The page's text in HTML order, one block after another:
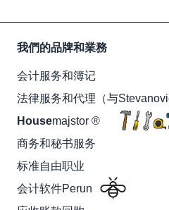
我們的品牌和業務
会计服务和簿记
法律服务和代理（与
Housemajstor ®
商务和秘书服务
标准自由职业
会计软件Perun